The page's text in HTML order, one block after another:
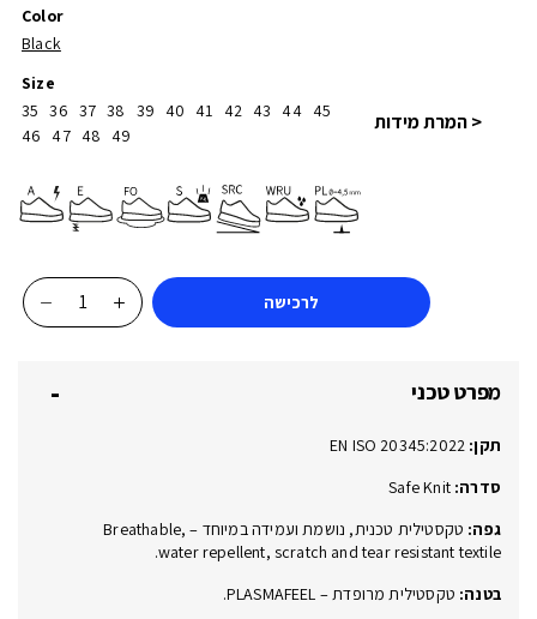
Color
Black
Size
35 36 37 38 39 40 41 42 43 44 45
46
47 48 49
< המרת מידות
כמות
MANS
לרכישה
מפרט טכני
תקן: EN ISO 20345:2022
סדרה: Safe Knit
גפה:
טקסטילית טכנית, נושמת ועמידה במיוחד – Breathable,
water repellent, scratch and tear resistant textile.
בטנה: טקסטילית מרופדת – PLASMAFEEL.